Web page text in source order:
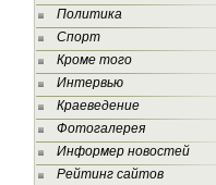
Политика
Спорт
Кроме того
Интервью
Краеведение
Фотогалерея
Информер новостей
Рейтинг сайтов